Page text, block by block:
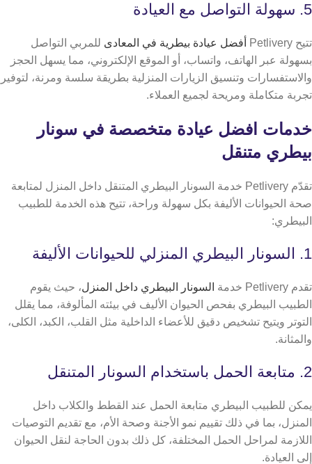
5. سهولة التواصل مع العيادة
تتيح Petlivery أفضل عيادة بيطرية في المعادى للمربي التواصل
بسهولة عبر الهاتف، واتساب، أو الموقع الإلكتروني، مما يسهل الحجز
والاستفسارات وتنسيق الزيارات المنزلية بطريقة سلسة ومرنة، لتوفير
تجربة متكاملة ومريحة لجميع العملاء.
خدمات افضل عيادة متخصصة في سونار
بيطري متنقل
تقدّم Petlivery خدمة السونار البيطري المتنقل داخل المنزل لمتابعة
صحة الحيوانات الأليفة بكل سهولة وراحة، تتيح هذه الخدمة للطبيب
البيطري:
1. السونار البيطري المنزلي للحيوانات الأليفة
تقدم Petlivery خدمة السونار البيطري داخل المنزل، حيث يقوم
الطبيب البيطري بفحص الحيوان الأليف في بيئته المألوفة، مما يقلل
التوتر ويتيح تشخيص دقيق للأعضاء الداخلية مثل القلب، الكبد، الكلى،
والمثانة.
2. متابعة الحمل باستخدام السونار المتنقل
يمكن للطبيب البيطري متابعة الحمل عند القطط والكلاب داخل
المنزل، بما في ذلك تقييم نمو الأجنة وصحة الأم، مع تقديم التوصيات
اللازمة لمراحل الحمل المختلفة، كل ذلك بدون الحاجة لنقل الحيوان
إلى العيادة.